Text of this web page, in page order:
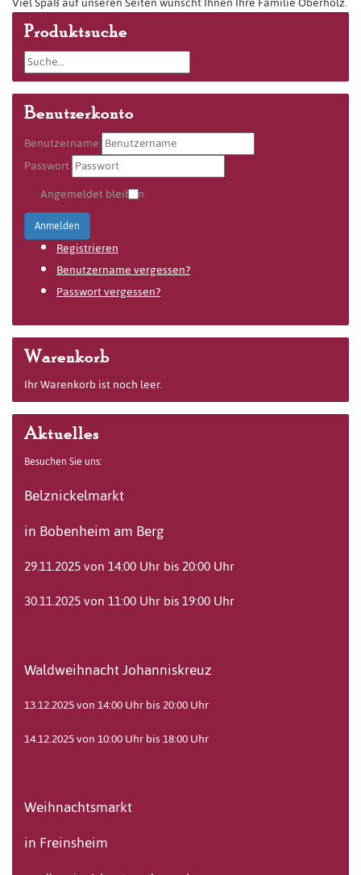
Produktsuche
Benutzerkonto
Benutzername
Passwort
Angemeldet bleiben
Anmelden
Registrieren
Benutzername vergessen?
Passwort vergessen?
Warenkorb
Ihr Warenkorb ist noch leer.
Aktuelles
Besuchen Sie uns:
Belznickelmarkt
in Bobenheim am Berg
29.11.2025 von 14:00 Uhr bis 20:00 Uhr
30.11.2025 von 11:00 Uhr bis 19:00 Uhr
Waldweihnacht Johanniskreuz
13.12.2025 von 14:00 Uhr bis 20:00 Uhr
14.12.2025 von 10:00 Uhr bis 18:00 Uhr
Weihnachtsmarkt
in Freinsheim